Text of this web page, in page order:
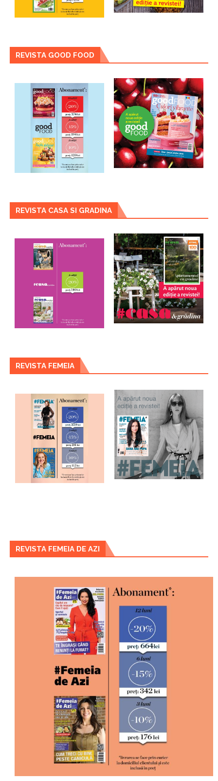
REVISTA GOOD FOOD
REVISTA CASA SI GRADINA
REVISTA FEMEIA
REVISTA FEMEIA DE AZI